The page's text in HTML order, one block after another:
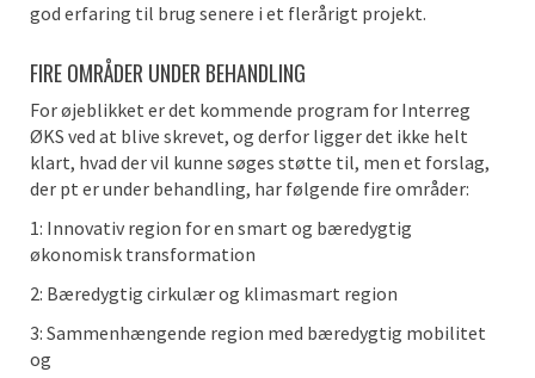
god erfaring til brug senere i et flerårigt projekt.
FIRE OMRÅDER UNDER BEHANDLING
For øjeblikket er det kommende program for Interreg
ØKS ved at blive skrevet, og derfor ligger det ikke helt
klart, hvad der vil kunne søges støtte til, men et forslag,
der pt er under behandling, har følgende fire områder:
1: Innovativ region for en smart og bæredygtig
økonomisk transformation
2: Bæredygtig cirkulær og klimasmart region
3: Sammenhængende region med bæredygtig mobilitet
og